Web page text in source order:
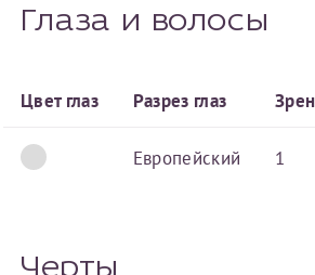
Глаза и волосы
Цвет глаз Разрез глаз
Европейский 1
Принимаю
Фамилия*